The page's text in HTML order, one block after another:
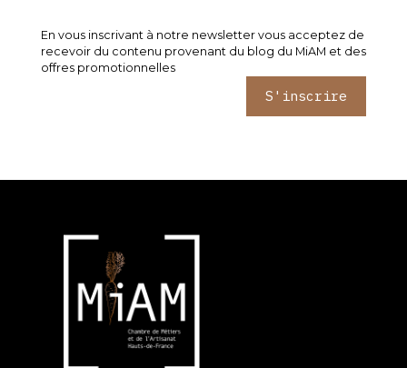
En vous inscrivant à notre newsletter vous acceptez de
recevoir du contenu provenant du blog du MiAM et des
offres promotionnelles